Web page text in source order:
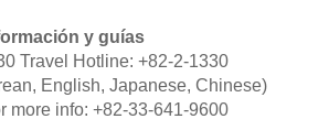
y guías
Travel Hotline: +82-2-1330
English, Japanese, Chinese)
more info: +82-33-641-9600